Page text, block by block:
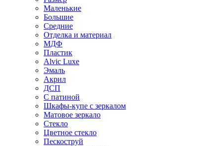
Маленькие
Большие
Средние
Отделка и материал
МДФ
Пластик
Alvic Luxe
Эмаль
Акрил
ДСП
С патиной
Шкафы-купе с зеркалом
Матовое зеркало
Стекло
Цветное стекло
Пескоструй